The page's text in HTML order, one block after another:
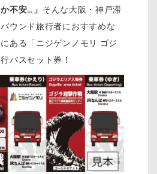
不安…」 そんな大阪・神戸滞
ウンド旅行者におすすめな
ある「ニジゲンノモリ ゴジ
バスセット券！